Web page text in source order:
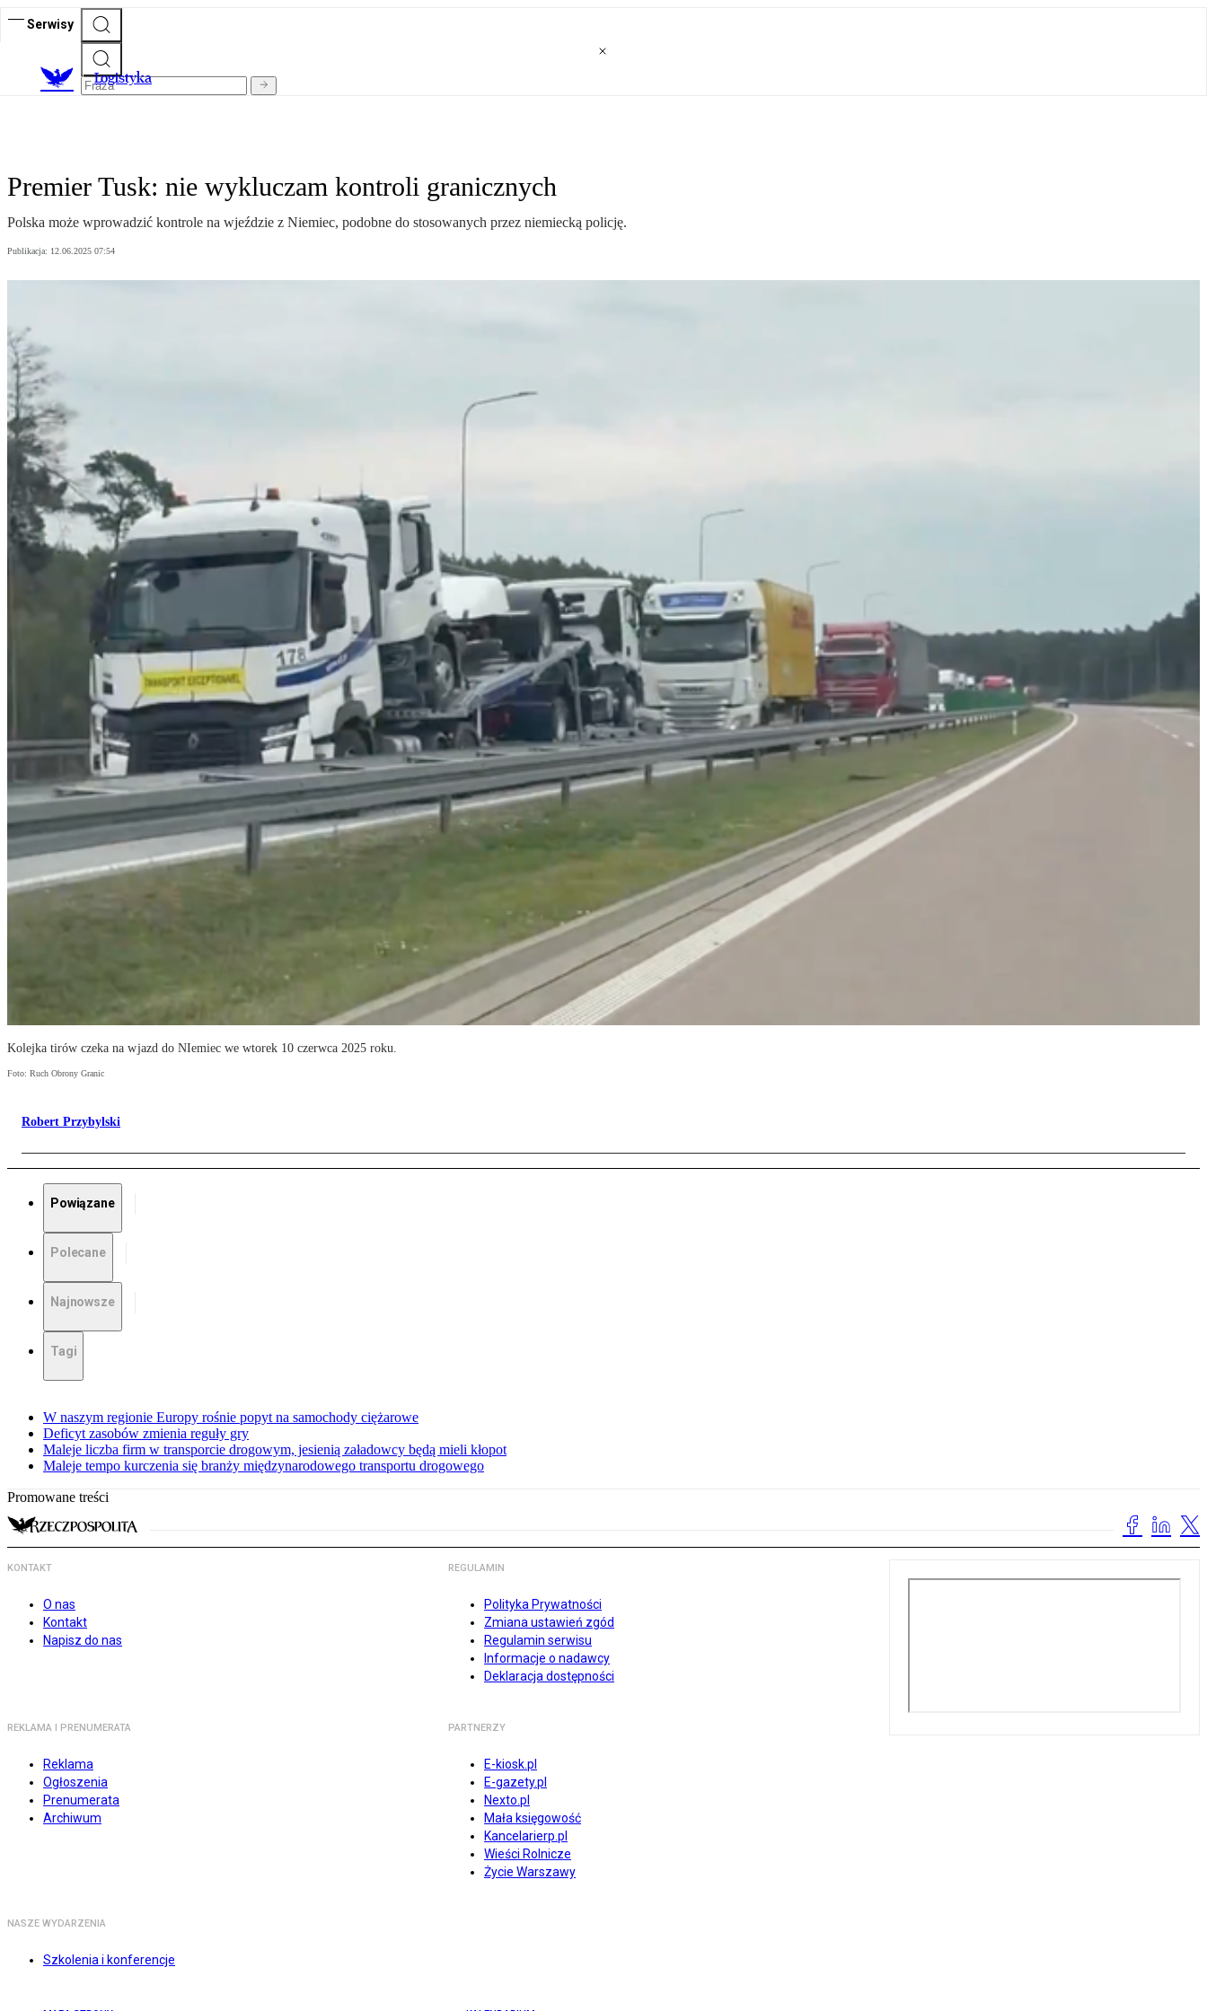
Serwisy
Logistyka
Premier Tusk: nie wykluczam kontroli granicznych
Polska może wprowadzić kontrole na wjeździe z Niemiec, podobne do stosowanych przez niemiecką policję.
Publikacja: 12.06.2025 07:54
Kolejka tirów czeka na wjazd do NIemiec we wtorek 10 czerwca 2025 roku.
Foto: Ruch Obrony Granic
Robert Przybylski
Powiązane
Polecane
Najnowsze
Tagi
W naszym regionie Europy rośnie popyt na samochody ciężarowe
Deficyt zasobów zmienia reguły gry
Maleje liczba firm w transporcie drogowym, jesienią załadowcy będą mieli kłopot
Maleje tempo kurczenia się branży międzynarodowego transportu drogowego
Promowane treści
KONTAKT
O nas
Kontakt
Napisz do nas
REGULAMIN
Polityka Prywatności
Zmiana ustawień zgód
Regulamin serwisu
Informacje o nadawcy
Deklaracja dostępności
REKLAMA I PRENUMERATA
Reklama
Ogłoszenia
Prenumerata
Archiwum
PARTNERZY
E-kiosk.pl
E-gazety.pl
Nexto.pl
Mała księgowość
Kancelarierp.pl
Wieści Rolnicze
Życie Warszawy
NASZE WYDARZENIA
Szkolenia i konferencje